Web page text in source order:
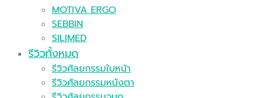
MOTIVA ERGO
SEBBIN
SILIMED
รีวิวทั้งหมด
รีวิวศัลยกรรมใบหน้า
รีวิวศัลยกรรมหนังตา